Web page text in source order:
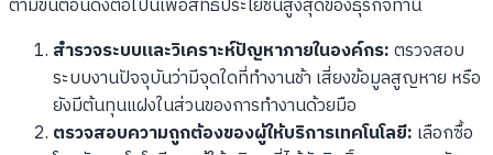
ตามขั้นตอนดังต่อไปนี้เพื่อสิทธิประโยชน์สูงสุดของธุรกิจท่าน
สำรวจระบบและวิเคราะห์ปัญหาภายในองค์กร:ตรวจสอบ
ระบบงานปัจจุบันว่ามีจุดใดที่ทำงานช้า เสี่ยงข้อมูลสูญหาย หรือ
ยังมีต้นทุนแฝงในส่วนของการทำงานด้วยมือ
ตรวจสอบความถูกต้องของผู้ให้บริการเทคโนโลยี: เลือกซื้อ